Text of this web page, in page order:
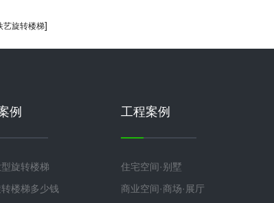
艺旋转楼梯]
例
旋转楼梯
楼梯多少钱
工程案例
住宅空间·别墅
商业空间·商场·展厅